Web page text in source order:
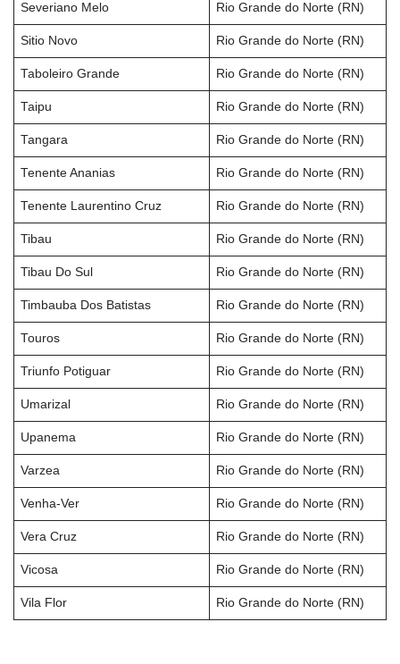
Severiano Melo Rio Grande do Norte (RN)
Sitio Novo Rio Grande do Norte (RN)
Taboleiro Grande Rio Grande do Norte (RN)
Taipu Rio Grande do Norte (RN)
Tangara Rio Grande do Norte (RN)
Tenente Ananias Rio Grande do Norte (RN)
Tenente Laurentino Cruz Rio Grande do Norte (RN)
Tibau Rio Grande do Norte (RN)
Tibau Do Sul Rio Grande do Norte (RN)
Timbauba Dos Batistas Rio Grande do Norte (RN)
Touros Rio Grande do Norte (RN)
Triunfo Potiguar Rio Grande do Norte (RN)
Umarizal Rio Grande do Norte (RN)
Upanema Rio Grande do Norte (RN)
Varzea Rio Grande do Norte (RN)
Venha-Ver Rio Grande do Norte (RN)
Vera Cruz Rio Grande do Norte (RN)
Vicosa Rio Grande do Norte (RN)
Vila Flor Rio Grande do Norte (RN)